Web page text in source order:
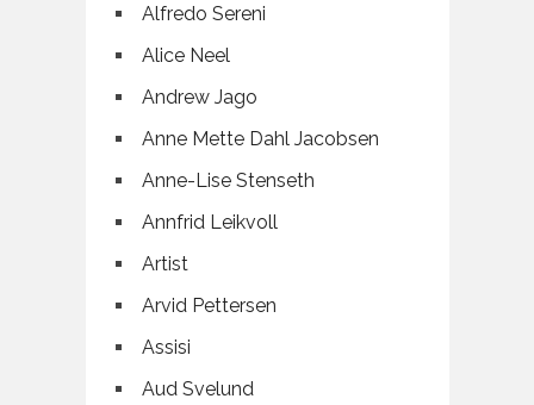
Alfredo Sereni
Alice Neel
Andrew Jago
Anne Mette Dahl Jacobsen
Anne-Lise Stenseth
Annfrid Leikvoll
Artist
Arvid Pettersen
Assisi
Aud Svelund